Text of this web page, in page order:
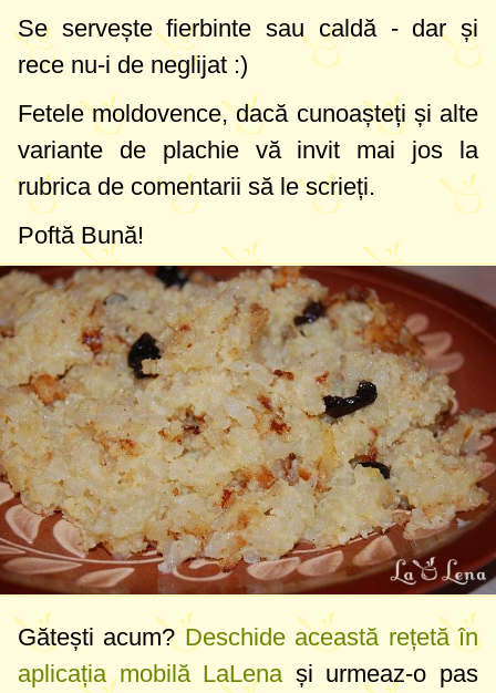
Se servește fierbinte sau caldă - dar și
rece nu-i de neglijat :)
Fetele moldovence, dacă cunoașteți și alte
variante de plachie vă invit mai jos la
rubrica de comentarii să le scrieți.
Poftă Bună!
Gătești acum?Deschide această rețetă în
aplicația mobilă LaLenași urmeaz-o pas